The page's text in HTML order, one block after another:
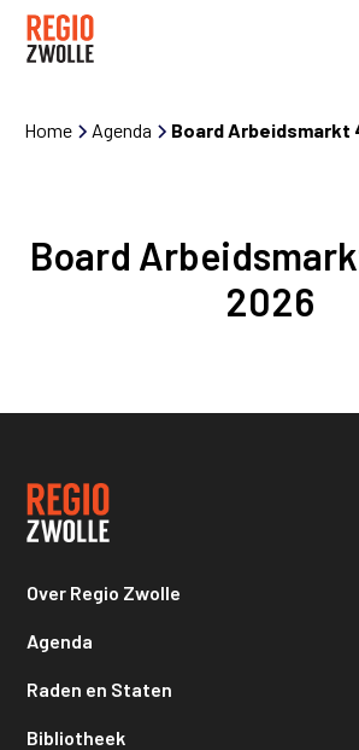
Home Agenda Board Arbeidsmarkt
Board
2026
Over Regio Zwolle
Agenda
Raden en Staten
Bibliotheek